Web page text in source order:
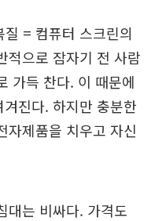
= 컴퓨터 스크린의
적으로 잠자기 전 사람
가득 찬다. 이 때문에
진다. 하지만 충분한
자제품을 치우고 자신
는 비싸다. 가격도